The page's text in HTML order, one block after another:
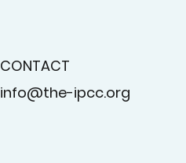
CONTACT
info@the-ipcc.org